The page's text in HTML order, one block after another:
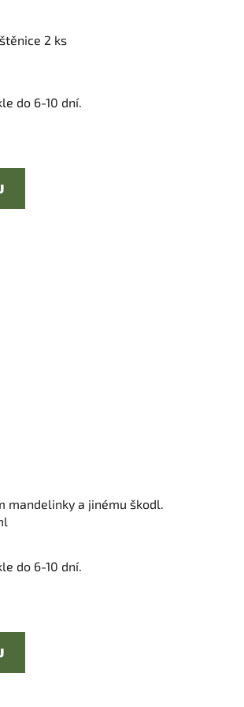
2 ks
do 6-10 dní.
mandelinky a jinému škodl.
do 6-10 dní.